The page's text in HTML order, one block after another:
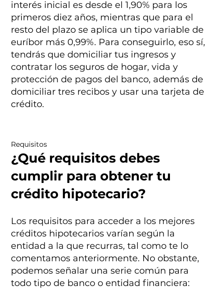
Requisitos
¿Qué requisitos debes
cumplir para obtener tu
crédito hipotecario?
Los requisitos para acceder a los mejores
créditos hipotecarios varían según la
entidad a la que recurras, tal como te lo
comentamos anteriormente. No obstante,
podemos señalar una serie común para
todo tipo de banco o entidad financiera:
interés inicial es desde el 1,90% para los
primeros diez años, mientras que para el
resto del plazo se aplica un tipo variable de
euríbor más 0,99%. Para conseguirlo, eso sí,
tendrás que domiciliar tus ingresos y
contratar los seguros de hogar, vida y
protección de pagos del banco, además de
domiciliar tres recibos y usar una tarjeta de
crédito.